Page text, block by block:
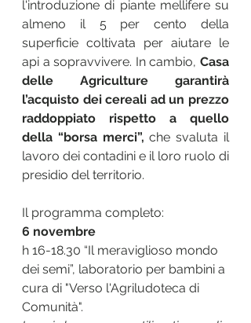
l'introduzione di piante mellifere su
almeno il 5 per cento della
superficie coltivata per aiutare le
api a sopravvivere. In cambio, Casa
delle Agriculture garantirà
l’acquisto dei cereali ad un prezzo
raddoppiato rispetto a quello
della “borsa merci”, che svaluta il
lavoro dei contadini e il loro ruolo di
presidio del territorio.
Il programma completo:
6 novembre
h 16-18.30 “Il meraviglioso mondo
dei semi”, laboratorio per bambini a
cura di "Verso l'Agriludoteca di
Comunità".